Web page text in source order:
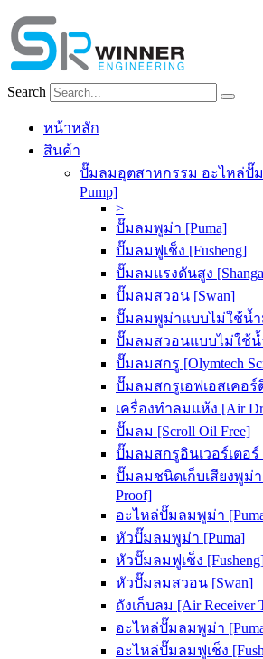
Skip
to
content
Search
หน้าหลัก
สินค้า
ปั๊มลมอุตสาหกรรม อะไหล่ปั๊ม
Pump]
>
ปั๊มลมพูม่า [Puma]
ปั๊มลมฟูเช็ง [Fusheng]
ปั๊มลมแรงดันสูง
ปั๊มลมสวอน [Swan]
ปั๊มลมพูม่าแบบไม่ใช้น้ำ
ปั๊มลมสวอนแบบไม่ใช้น้
ปั๊มลมสกรู [Olymtech
ปั๊มลมสกรูเอฟเอสเคอร์
เครื่องทำลมแห้ง [Air
ปั๊มลม [Scroll Oil Free]
ปั๊มลมสกรูอินเวอร์เตอร์
ปั๊มลมชนิดเก็บเสียงพูม่า
Proof]
อะไหล่ปั๊มลมพูม่า
หัวปั๊มลมพูม่า [Puma]
หัวปั๊มลมฟูเช็ง
หัวปั๊มลมสวอน [Swan]
ถังเก็บลม [Air Receiver
อะไหล่ปั๊มลมพูม่า [Puma
อะไหล่ปั๊มลมฟูเช็ง